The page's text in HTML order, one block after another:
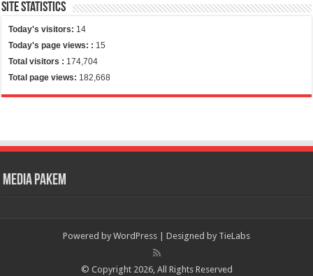
Site Statistics
Today's visitors: 14
Today's page views: : 15
Total visitors : 174,704
Total page views: 182,668
Media Pakem
Powered by WordPress | Designed by TieLabs
© Copyright 2026, All Rights Reserved